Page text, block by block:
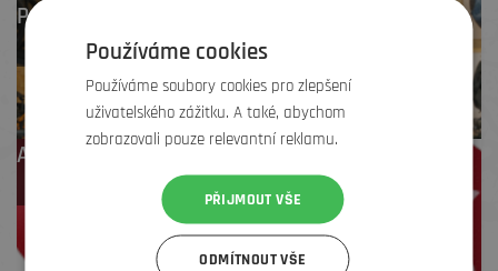
Profesionální záruční
i pozáruční servis
Až 4 % cashback
na další nákup
Používáme cookies
Používáme soubory cookies pro zlepšení
uživatelského zážitku. A také, abychom
zobrazovali pouze relevantní reklamu.
PŘIJMOUT VŠE
ODMÍTNOUT VŠE